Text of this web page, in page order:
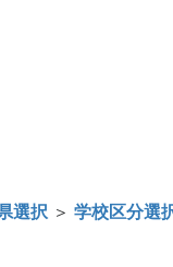
選択 ＞ 学校区分選